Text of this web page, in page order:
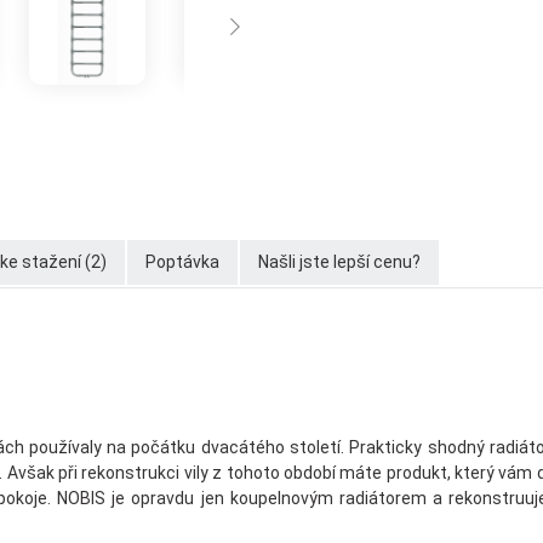
stažení (2) Poptávka Našli jste lepší cenu?
používaly na počátku dvacátého století. Prakticky shodný
při rekonstrukci vily z tohoto období máte produkt, který
NOBIS je opravdu jen koupelnovým radiátorem a